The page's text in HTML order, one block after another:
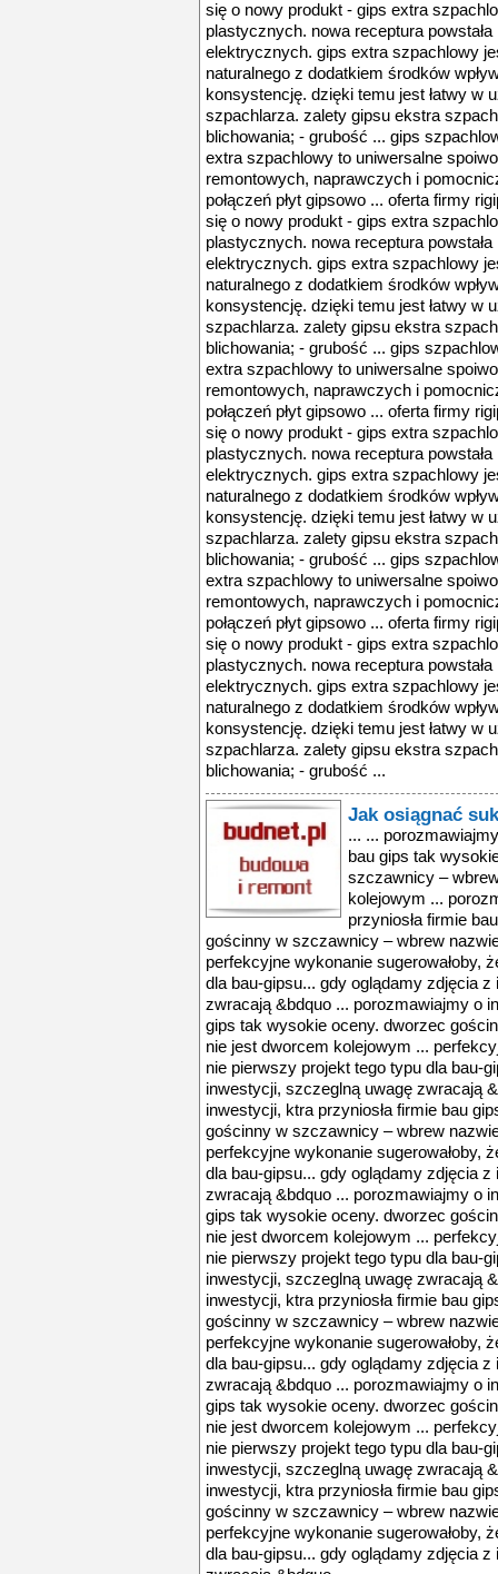
się o nowy produkt - gips extra
plastycznych. nowa receptura
elektrycznych. gips extra szpachlowy
naturalnego z dodatkiem środków
konsystencję. dzięki temu jest łatwy w
szpachlarza. zalety gipsu ekstra
blichowania; - grubość ... gips
extra szpachlowy to uniwersalne
remontowych, naprawczych i
połączeń płyt gipsowo ... oferta firmy
się o nowy produkt - gips extra
plastycznych. nowa receptura
elektrycznych. gips extra szpachlowy
naturalnego z dodatkiem środków
konsystencję. dzięki temu jest łatwy w
szpachlarza. zalety gipsu ekstra
blichowania; - grubość ... gips
extra szpachlowy to uniwersalne
remontowych, naprawczych i
połączeń płyt gipsowo ... oferta firmy
się o nowy produkt - gips extra
plastycznych. nowa receptura
elektrycznych. gips extra szpachlowy
naturalnego z dodatkiem środków
konsystencję. dzięki temu jest łatwy w
szpachlarza. zalety gipsu ekstra
blichowania; - grubość ... gips
extra szpachlowy to uniwersalne
remontowych, naprawczych i
połączeń płyt gipsowo ... oferta firmy
się o nowy produkt - gips extra
plastycznych. nowa receptura
elektrycznych. gips extra szpachlowy
naturalnego z dodatkiem środków
konsystencję. dzięki temu jest łatwy w
szpachlarza. zalety gipsu ekstra
blichowania; - grubość ...
Jak osiągnać
... ...
bau gips tak
szczawnicy –
kolejowym ...
przyniosła firmie
gościnny w szczawnicy – wbrew
perfekcyjne wykonanie sugerowałoby,
dla bau-gipsu... gdy oglądamy zdjęcia
zwracają &bdquo ... porozmawiajmy o
gips tak wysokie oceny. dworzec
nie jest dworcem kolejowym ...
nie pierwszy projekt tego typu dla bau-
inwestycji, szczeglną uwagę zwracają
inwestycji, ktra przyniosła firmie bau
gościnny w szczawnicy – wbrew
perfekcyjne wykonanie sugerowałoby,
dla bau-gipsu... gdy oglądamy zdjęcia
zwracają &bdquo ... porozmawiajmy o
gips tak wysokie oceny. dworzec
nie jest dworcem kolejowym ...
nie pierwszy projekt tego typu dla bau-
inwestycji, szczeglną uwagę zwracają
inwestycji, ktra przyniosła firmie bau
gościnny w szczawnicy – wbrew
perfekcyjne wykonanie sugerowałoby,
dla bau-gipsu... gdy oglądamy zdjęcia
zwracają &bdquo ... porozmawiajmy o
gips tak wysokie oceny. dworzec
nie jest dworcem kolejowym ...
nie pierwszy projekt tego typu dla bau-
inwestycji, szczeglną uwagę zwracają
inwestycji, ktra przyniosła firmie bau
gościnny w szczawnicy – wbrew
perfekcyjne wykonanie sugerowałoby,
dla bau-gipsu... gdy oglądamy zdjęcia